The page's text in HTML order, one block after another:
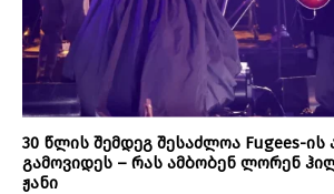
30 წლის შემდეგ შესაძლოა Fugees-
გამოვიდეს – რას ამბობენ ლორენ
ჟანი